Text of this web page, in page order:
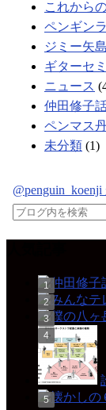
これから
ペンギン
ジミー矢
ギターセ
ニュース
仲田修子
ペンマス
未分類 (1)